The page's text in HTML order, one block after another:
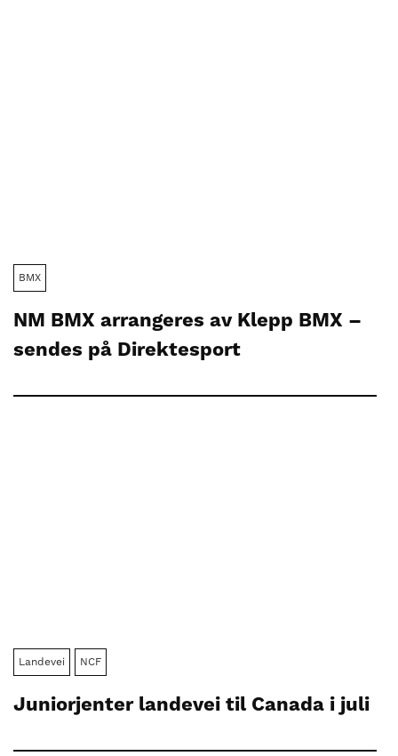
BMX
NM BMX arrangeres av Klepp BMX –
sendes på Direktesport
Landevei NCF
Juniorjenter landevei til Canada i juli